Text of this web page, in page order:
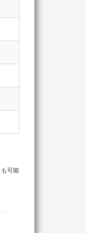
も可能